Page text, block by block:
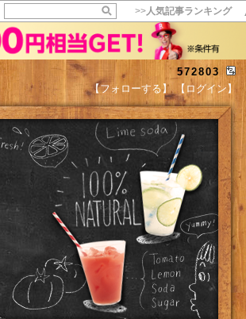
>>人気記事ランキング
572803
【フォローする】
【ログイン】
15
10
いいね!